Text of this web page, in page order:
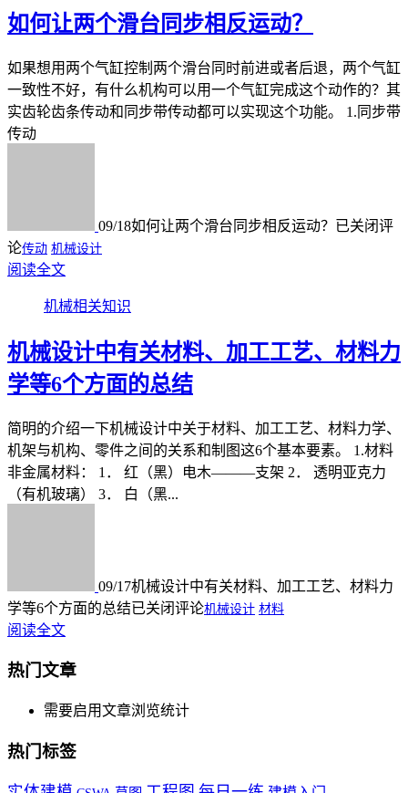
如何让两个滑台同步相反运动？
如果想用两个气缸控制两个滑台同时前进或者后退，两个气缸
一致性不好，有什么机构可以用一个气缸完成这个动作的？其
实齿轮齿条传动和同步带传动都可以实现这个功能。 1.同步带
传动
09/18如何让两个滑台同步相反运动？ 已关闭评
论传动 机械设计
阅读全文
机械相关知识
机械设计中有关材料、加工工艺、材料力
学等6个方面的总结
简明的介绍一下机械设计中关于材料、加工工艺、材料力学、
机架与机构、零件之间的关系和制图这6个基本要素。 1.材料
非金属材料： 1． 红（黑）电木———支架 2． 透明亚克力
（有机玻璃） 3． 白（黑...
09/17机械设计中有关材料、加工工艺、材料力
学等6个方面的总结已关闭评论机械设计 材料
阅读全文
热门文章
需要启用文章浏览统计
热门标签